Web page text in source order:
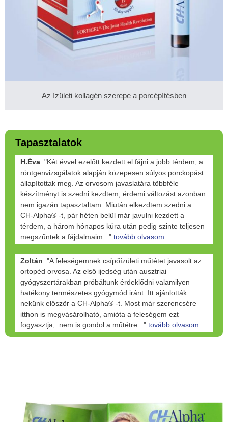
Az ízületi kollagén szerepe a porcépítésben
Tapasztalatok
H.Éva: "Két évvel ezelőtt kezdett el fájni a jobb térdem, a
röntgenvizsgálatok alapján közepesen súlyos porckopást
állapítottak meg. Az orvosom javaslatára többféle
készítményt is szedni kezdtem, érdemi változást azonban
nem igazán tapasztaltam. Miután elkezdtem szedni a
CH-Alpha® -t, pár héten belül már javulni kezdett a
térdem, a három hónapos kúra után pedig szinte teljesen
megszűntek a fájdalmaim..." tovább olvasom...
Zoltán: "A feleségemnek csípőízületi műtétet javasolt az
ortopéd orvosa. Az első ijedség után ausztriai
gyógyszertárakban próbáltunk érdeklődni valamilyen
hatékony természetes gyógymód iránt. Itt ajánlották
nekünk először a CH-Alpha® -t. Most már szerencsére
itthon is megvásárolható, amióta a feleségem ezt
fogyasztja, nem is gondol a műtétre..." tovább olvasom...